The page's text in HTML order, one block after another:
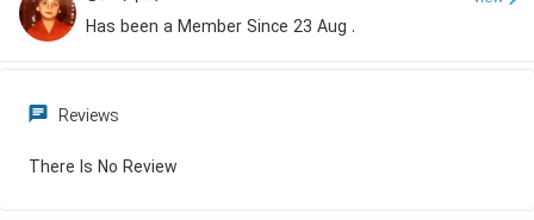
Has been a Member Since 23 Aug .
Reviews
There Is No Review